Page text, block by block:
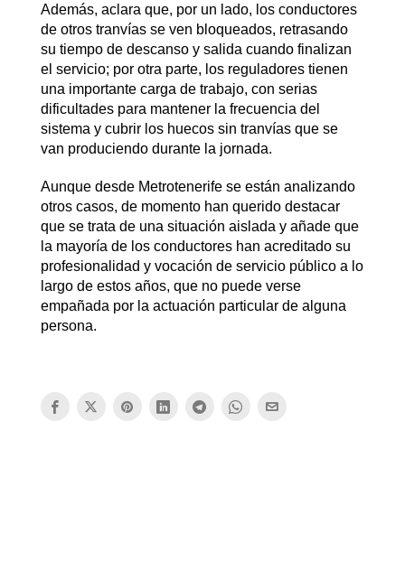
Además, aclara que, por un lado, los conductores
de otros tranvías se ven bloqueados, retrasando
su tiempo de descanso y salida cuando finalizan
el servicio; por otra parte, los reguladores tienen
una importante carga de trabajo, con serias
dificultades para mantener la frecuencia del
sistema y cubrir los huecos sin tranvías que se
van produciendo durante la jornada.
Aunque desde Metrotenerife se están analizando
otros casos, de momento han querido destacar
que se trata de una situación aislada y añade que
la mayoría de los conductores han acreditado su
profesionalidad y vocación de servicio público a lo
largo de estos años, que no puede verse
empañada por la actuación particular de alguna
persona.